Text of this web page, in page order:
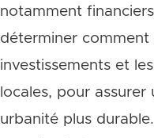
notamment
déterminer comment
investissements et
locales, pour
urbanité plus